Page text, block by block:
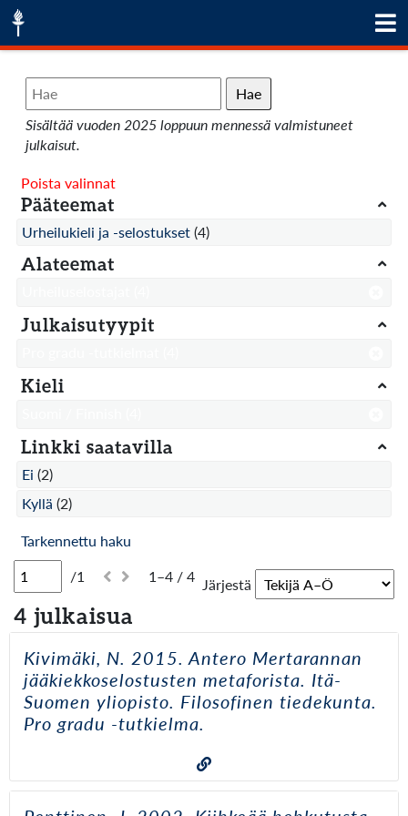
Hae
Sisältää vuoden 2025 loppuun mennessä valmistuneet
julkaisut.
/1 1–4 / 4 Järjestä
4 julkaisua
Kivimäki, N. 2015. Antero Mertarannan
jääkiekkoselostusten metaforista. Itä-
Suomen yliopisto. Filosofinen tiedekunta.
Pro gradu -tutkielma.
Poista valinnat
Pääteemat
Urheilukieli ja -selostukset (4)
Alateemat
Julkaisutyypit
Kieli
Linkki saatavilla
Ei (2)
Kyllä (2)
Tarkennettu haku